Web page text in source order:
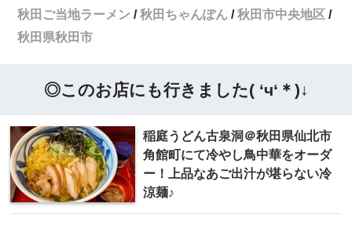
秋田ご当地ラーメン
秋田ちゃんぽん
秋田市中央地区
秋田県秋田市
◎このお店にも行きました( ‘ч‘＊)↓
稲庭うどん古泉洞＠秋田県仙北市
角館町にて冷やし鳥中華をオーダ
ー！上品なあご出汁が堪らない冷
涼麺♪